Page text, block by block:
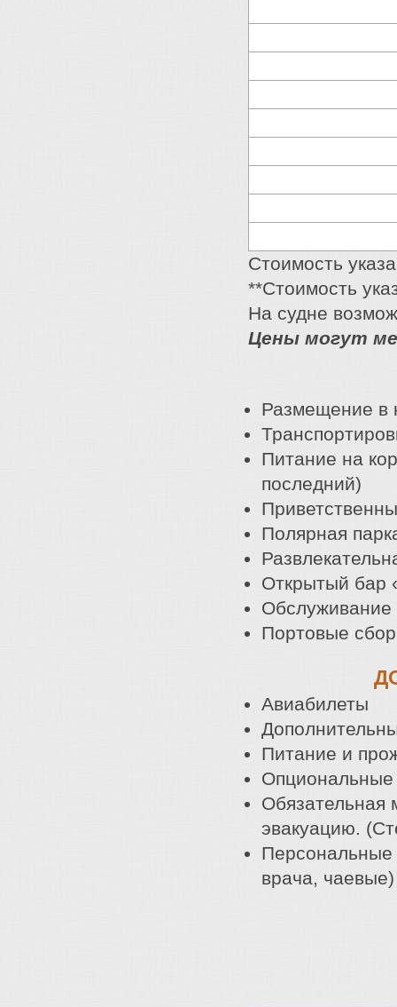
Стоимость
**Стоимость
На судне
Цены могут
Размещение в
Питание на
последний)
Полярная
Открытый бар
Обслуживание
Портовые
Авиабилеты
Питание и
Опциональные
Обязательная
эвакуацию.
Персональные
врача, чаевые)